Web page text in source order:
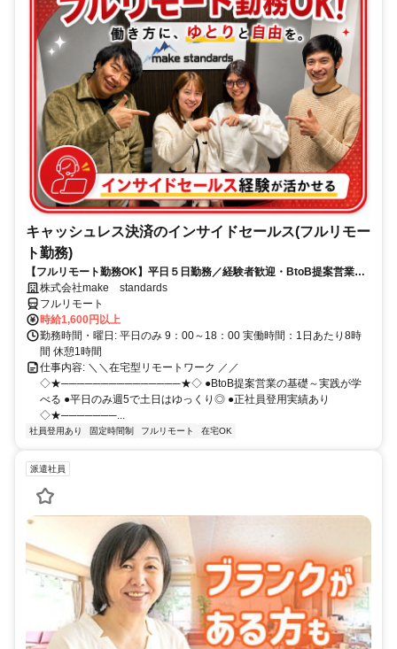
キャッシュレス決済のインサイドセールス(フルリモー
ト勤務)
【フルリモート勤務OK】平日５日勤務／経験者歓迎・BtoB提案営業で
スキルアップ
株式会社make standards
フルリモート
時給1,600円以上
勤務時間・曜日: 平日のみ 9：00～18：00 実働時間：1日あたり8時
間 休憩1時間
仕事内容: ＼＼在宅型リモートワーク ／／
◇★───────────────★◇ ●BtoB提案営業の基礎～実践が学
べる ●平日のみ週5で土日はゆっくり◎ ●正社員登用実績あり
◇★───────...
社員登用あり 固定時間制 フルリモート 在宅OK
派遣社員